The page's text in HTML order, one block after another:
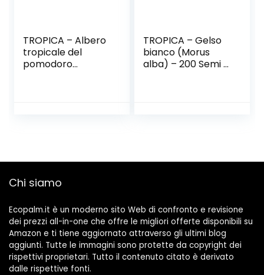
TROPICA – Albero
tropicale del
pomodoro
TROPICA – Gelso
bianco (Morus
alba) – 200 Semi –
Chi siamo
Ecopalm.it è un moderno sito Web di confronto e revisione
dei prezzi all-in-one che offre le migliori offerte disponibili su
Amazon e ti tiene aggiornato attraverso gli ultimi blog
aggiunti. Tutte le immagini sono protette da copyright dei
rispettivi proprietari. Tutto il contenuto citato è derivato
dalle rispettive fonti.